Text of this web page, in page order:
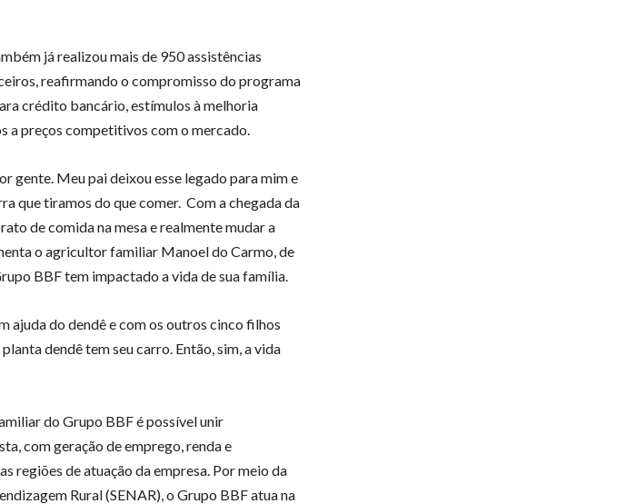
já realizou mais de 950 assistências
reafirmando o compromisso do programa
crédito bancário, estímulos à melhoria
a preços competitivos com o mercado.
gente. Meu pai deixou esse legado para mim e
que tiramos do que comer. Com a chegada da
de comida na mesa e realmente mudar a
o agricultor familiar Manoel do Carmo, de
BBF tem impactado a vida de sua família.
ajuda do dendê e com os outros cinco filhos
dendê tem seu carro. Então, sim, a vida
do Grupo BBF é possível unir
com geração de emprego, renda e
regiões de atuação da empresa. Por meio da
Rural (SENAR), o Grupo BBF atua na